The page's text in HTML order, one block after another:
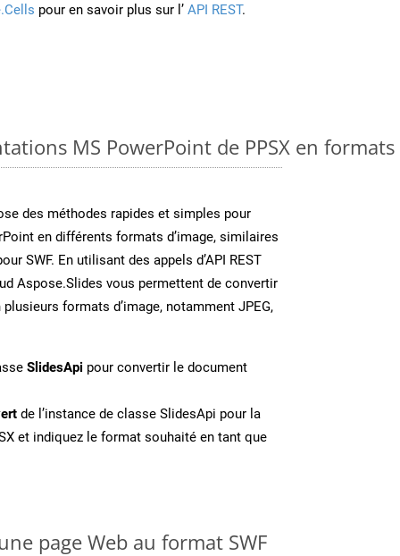
pour en savoir plus sur l’ API REST.
MS PowerPoint de PPSX en
des méthodes rapides et simples pour
en différents formats d’image, similaires
SWF. En utilisant des appels d’API REST
Aspose.Slides vous permettent de convertir
formats d’image, notamment JPEG,
SlidesApi pour convertir le document
de l’instance de classe SlidesApi pour la
et indiquez le format souhaité en tant que
page Web au format SWF